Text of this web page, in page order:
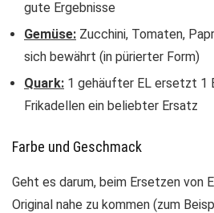
gute Ergebnisse
Gemüse: Zucchini, Tomaten,
sich bewährt (in pürierter Form)
Quark: 1 gehäufter EL ersetzt 1
Frikadellen ein beliebter Ersatz
Farbe und Geschmack
Geht es darum, beim Ersetzen von
Original nahe zu kommen (zum